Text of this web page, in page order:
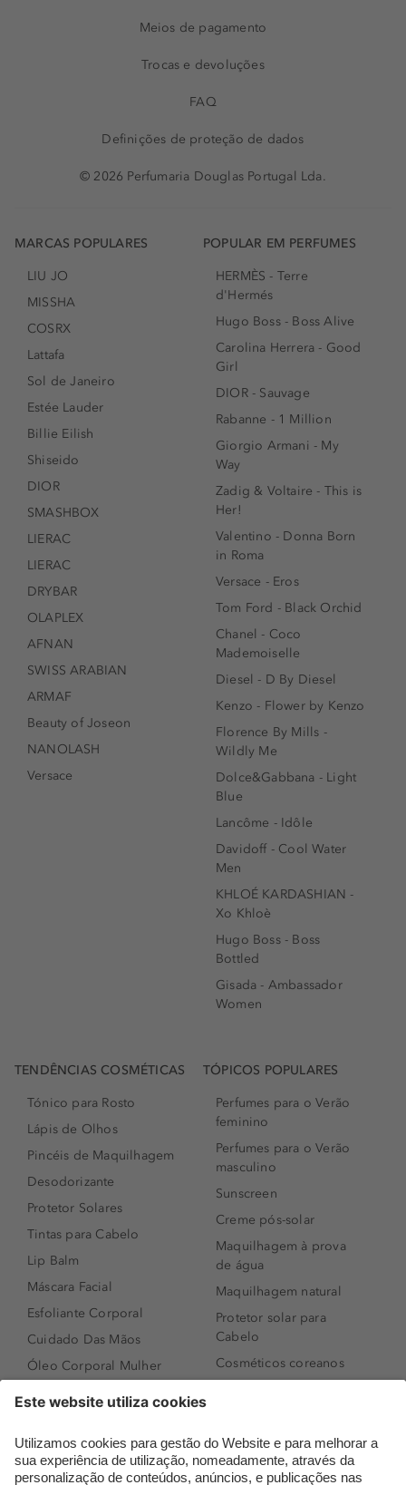
Meios de pagamento
Trocas e devoluções
FAQ
Definições de proteção de dados
© 2026 Perfumaria Douglas Portugal Lda.
MARCAS POPULARES
LIU JO
MISSHA
COSRX
Lattafa
Sol de Janeiro
Estée Lauder
Billie Eilish
Shiseido
DIOR
SMASHBOX
LIERAC
LIERAC
DRYBAR
OLAPLEX
AFNAN
SWISS ARABIAN
ARMAF
Beauty of Joseon
NANOLASH
Versace
POPULAR EM PERFUMES
HERMÈS - Terre
d'Hermés
Hugo Boss - Boss Alive
Carolina Herrera - Good
Girl
DIOR - Sauvage
Rabanne - 1 Million
Giorgio Armani - My
Way
Zadig & Voltaire - This is
Her!
Valentino - Donna Born
in Roma
Versace - Eros
Tom Ford - Black Orchid
Chanel - Coco
Mademoiselle
Diesel - D By Diesel
Kenzo - Flower by Kenzo
Florence By Mills -
Wildly Me
Dolce&Gabbana - Light
Blue
Lancôme - Idôle
Davidoff - Cool Water
Men
KHLOÉ KARDASHIAN -
Xo Khloè
Hugo Boss - Boss
Bottled
Gisada - Ambassador
Women
TENDÊNCIAS COSMÉTICAS
Tónico para Rosto
Lápis de Olhos
Pincéis de Maquilhagem
Desodorizante
Protetor Solares
Tintas para Cabelo
Lip Balm
Máscara Facial
Esfoliante Corporal
Cuidado Das Mãos
Óleo Corporal Mulher
Sérum de Rosto
Body mist & Spray
TÓPICOS POPULARES
Perfumes para o Verão
feminino
Perfumes para o Verão
masculino
Sunscreen
Creme pós-solar
Maquilhagem à prova
de água
Maquilhagem natural
Protetor solar para
Cabelo
Cosméticos coreanos
Perfumes árabes
Novidades